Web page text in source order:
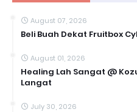
August 07, 2026
Beli Buah Dekat Fruitbox
August 01, 2026
Healing Lah Sangat @
Langat
July 30, 2026